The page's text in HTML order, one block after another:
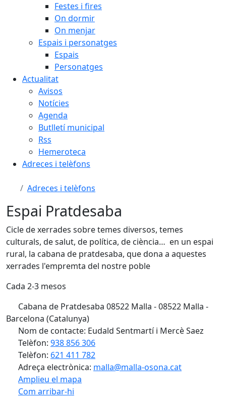
Festes i fires
On dormir
On menjar
Espais i personatges
Espais
Personatges
Actualitat
Avisos
Notícies
Agenda
Butlletí municipal
Rss
Hemeroteca
Adreces i telèfons
Adreces i telèfons
Espai Pratdesaba
Cicle de xerrades sobre temes diversos, temes
culturals, de salut, de política, de ciència… en un espai
rural, la cabana de pratdesaba, que dona a aquestes
xerrades l'empremta del nostre poble
Cada 2-3 mesos
Cabana de Pratdesaba 08522 Malla - 08522 Malla -
Barcelona (Catalunya)
Nom de contacte: Eudald Sentmartí i Mercè Saez
Telèfon: 938 856 306
Telèfon: 621 411 782
Adreça electrònica: malla@malla-osona.cat
Amplieu el mapa
Com arribar-hi